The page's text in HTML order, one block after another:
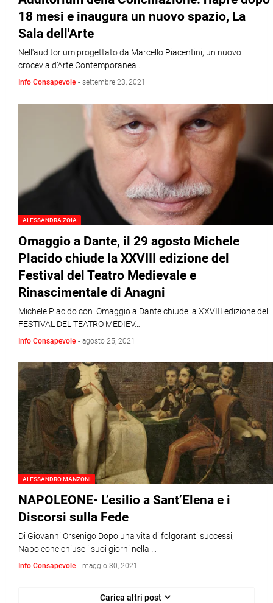
18 mesi e inaugura un nuovo spazio, La
Sala dell'Arte
Nell'auditorium progettato da Marcello Piacentini, un nuovo
crocevia d’Arte Contemporanea …
Info Consapevole - settembre 23, 2021
ALESSANDRA ZOIA
Omaggio a Dante, il 29 agosto Michele
Placido chiude la XXVIII edizione del
Festival del Teatro Medievale e
Rinascimentale di Anagni
Michele Placido con Omaggio a Dante chiude la XXVIII edizione del
FESTIVAL DEL TEATRO MEDIEV…
Info Consapevole - agosto 25, 2021
ALESSANDRO MANZONI
NAPOLEONE- L’esilio a Sant’Elena e i
Discorsi sulla Fede
Di Giovanni Orsenigo Dopo una vita di folgoranti successi,
Napoleone chiuse i suoi giorni nella …
Info Consapevole - maggio 30, 2021
Carica altri post